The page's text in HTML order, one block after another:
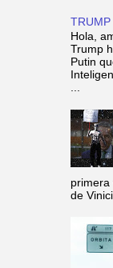
Hola,
Trump
Putin
...
primera
de